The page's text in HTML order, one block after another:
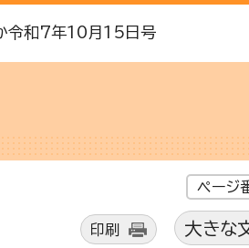
令和7年10月15日号
ペー
印刷 大きな